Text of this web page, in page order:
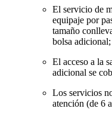
El servicio de
equipaje por
tamaño
bolsa
El acceso a la
adicional se
Los servicios
atención (de 6